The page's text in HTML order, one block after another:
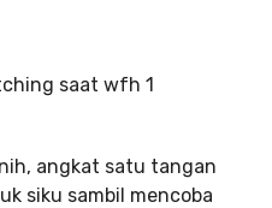
angkat satu tangan
siku sambil mencoba